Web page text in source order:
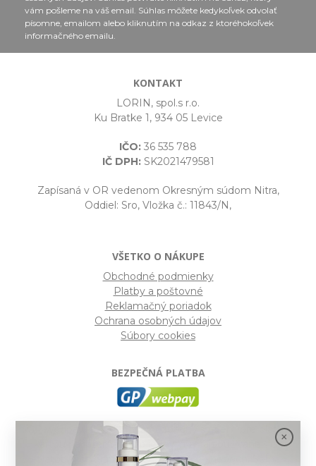
vám pošleme na váš email. Súhlas môžete kedykoľvek odvolať
písomne, emailom alebo kliknutím na odkaz z ktoréhokoľvek
informačného emailu.
KONTAKT
LORIN, spol.s r.o.
Ku Bratke 1, 934 05 Levice
IČO: 36 535 788
IČ DPH:SK2021479581
Zapísaná v OR vedenom Okresným súdom Nitra,
Oddiel: Sro, Vložka č.: 11843/N,
VŠETKO O NÁKUPE
Obchodné podmienky
Platby a poštovné
Reklamačný poriadok
Ochrana osobných údajov
Súbory cookies
BEZPEČNÁ PLATBA
- Moderný a bezpečný systém pre platby
kartou na internete. Je jedným z najpoužívanejších
platobných brán na slovenských e-shopoch. Spĺňa